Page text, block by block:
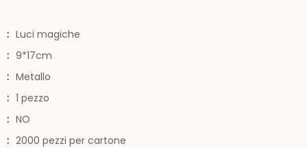
: Luci magiche
: 9*17cm
: Metallo
: 1 pezzo
: NO
: 2000 pezzi per cartone